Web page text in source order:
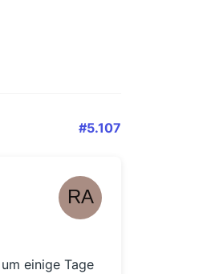
#5.107
einige Tage